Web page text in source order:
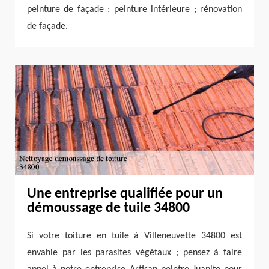
peinture de façade ; peinture intérieure ; rénovation
de façade.
Une entreprise qualifiée pour un
démoussage de tuile 34800
Si votre toiture en tuile à Villeneuvette 34800 est
envahie par les parasites végétaux ; pensez à faire